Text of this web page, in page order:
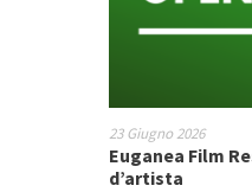
23 Giugno 2026
Euganea Film
d’artista